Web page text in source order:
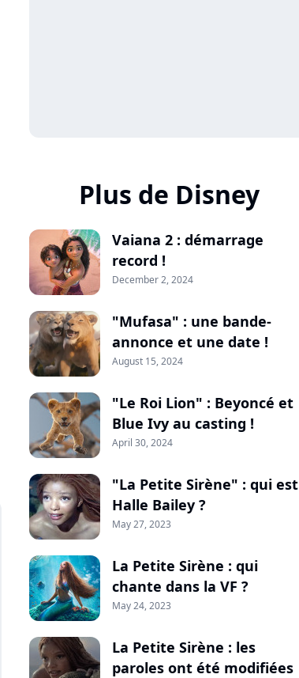
Plus de Disney
Vaiana 2 : démarrage
record !
December 2, 2024
"Mufasa" : une bande-
annonce et une date !
August 15, 2024
"Le Roi Lion" : Beyoncé et
Blue Ivy au casting !
April 30, 2024
"La Petite Sirène" : qui est
Halle Bailey ?
May 27, 2023
La Petite Sirène : qui
chante dans la VF ?
May 24, 2023
La Petite Sirène : les
paroles ont été modifiées